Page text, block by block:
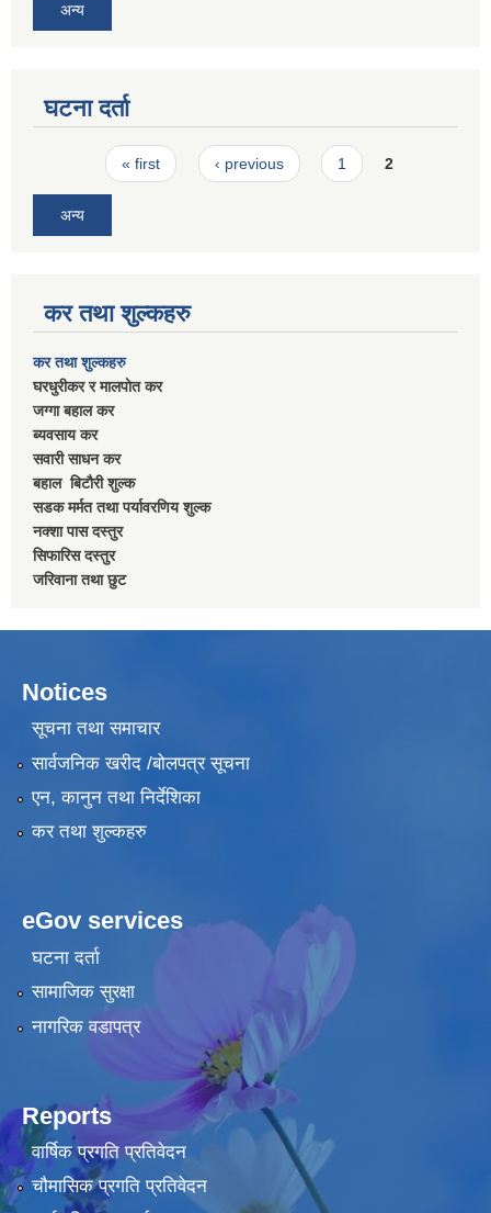
अन्य
घटना दर्ता
Pages« first ‹ previous 1 2
अन्य
कर तथा शुल्कहरु
कर तथा शुल्कहरु
घरधुरीकर र मालपाेत कर
जग्गा बहाल कर
ब्यवसाय कर
सवारी साधन कर
बहाल बिटाैरी शुल्क
सडक मर्मत तथा पर्यावरणिय शुल्क
नक्शा पास दस्तुर
सिफारिस दस्तुर
जरिवाना तथा छुट
Notices
सूचना तथा समाचार
सार्वजनिक खरीद /बोलपत्र सूचना
एन, कानुन तथा निर्देशिका
कर तथा शुल्कहरु
eGov services
घटना दर्ता
सामाजिक सुरक्षा
नागरिक वडापत्र
Reports
वार्षिक प्रगति प्रतिवेदन
चौमासिक प्रगति प्रतिवेदन